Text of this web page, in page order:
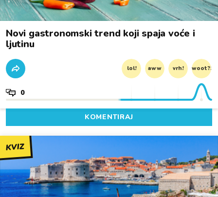
Novi gastronomski trend koji spaja voće i
ljutinu
lol! aww vrh! woot?!
0
KOMENTIRAJ
KVIZ